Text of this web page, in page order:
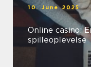
10. June 2025
Online casino:
spilleoplevelse